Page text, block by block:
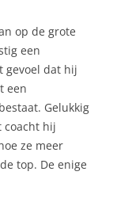
op de grote
een
gevoel dat hij
een
Gelukkig
coacht hij
ze meer
top. De enige